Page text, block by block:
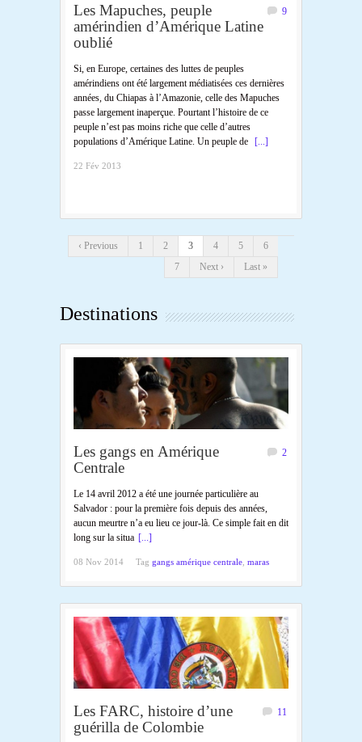
Les Mapuches, peuple
amérindien d’Amérique Latine
oublié
9
Si, en Europe, certaines des luttes de peuples
amérindiens ont été largement médiatisées ces dernières
années, du Chiapas à l’Amazonie, celle des Mapuches
passe largement inaperçue. Pourtant l’histoire de ce
peuple n’est pas moins riche que celle d’autres
populations d’Amérique Latine. Un peuple de [...]
22 Fév 2013
‹ Previous 1 2 3 4 5
6
7
Next › Last »
Destinations
Les gangs en Amérique
Centrale
2
Le 14 avril 2012 a été une journée particulière au
Salvador : pour la première fois depuis des années,
aucun meurtre n’a eu lieu ce jour-là. Ce simple fait en dit
long sur la situa [...]
08 Nov 2014 Tag gangs amérique centrale maras
Les FARC, histoire d’une
guérilla de Colombie
11